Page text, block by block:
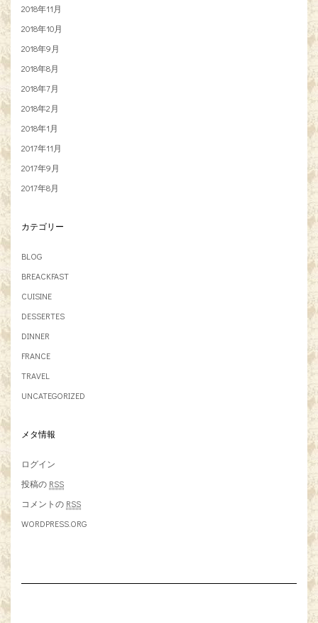
2018年11月
2018年10月
2018年9月
2018年8月
2018年7月
2018年2月
2018年1月
2017年11月
2017年9月
2017年8月
カテゴリー
BLOG
BREACKFAST
CUISINE
DESSERTES
DINNER
FRANCE
TRAVEL
UNCATEGORIZED
メタ情報
ログイン
投稿の RSS
コメントの RSS
WORDPRESS.ORG